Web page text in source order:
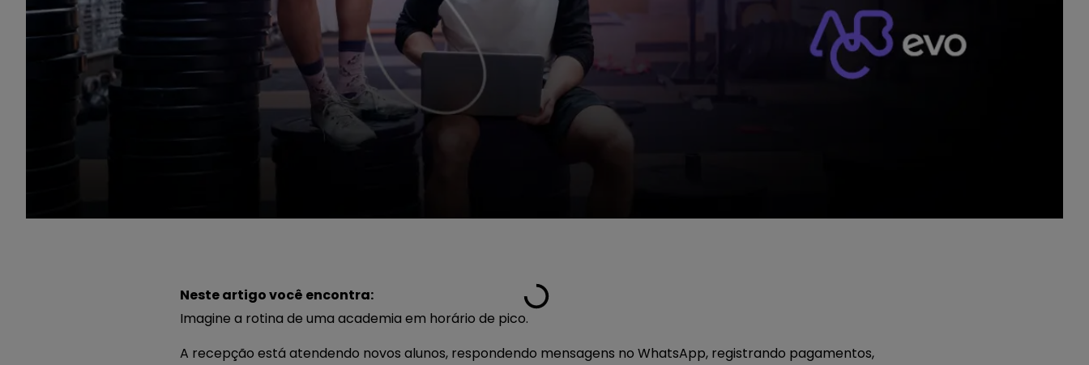
Neste artigo você encontra:
Imagine a rotina de uma academia em horário de pico.
A recepção está atendendo novos alunos, respondendo mensagens no WhatsApp, registrando pagamentos,